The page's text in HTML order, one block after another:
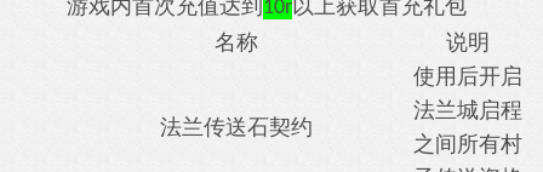
游戏内首次充值达到 10r以上获取首充礼包
名称
说明
法兰传送石契约
使用后开启
法兰城启程
之间所有村